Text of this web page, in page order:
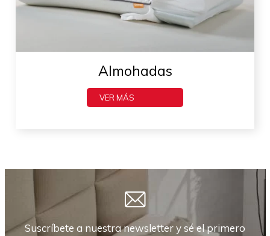
Almohadas
VER MÁS
Suscríbete a nuestra newsletter y sé el primero